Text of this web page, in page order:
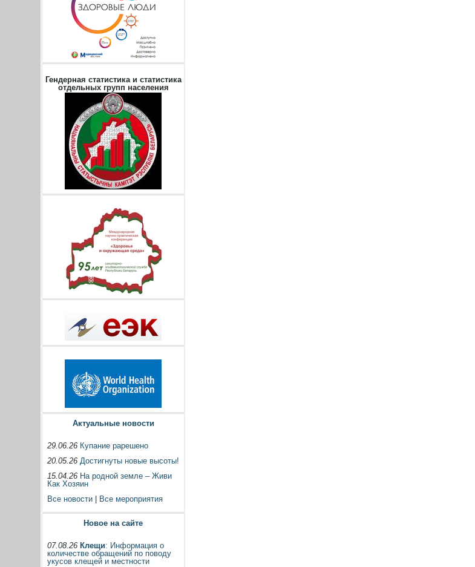
Гендерная статистика и статистика
отдельных групп населения
Актуальные новости
29.06.26 Купание рарешено
20.05.26Достигнуты новые высоты!
15.04.26 На родной земле – Живи
Как Хозяин
Все новости
Все мероприятия
Новое на сайте
07.08.26 Клещи: Информация о
количестве обращений по поводу
укусов клещей и местности